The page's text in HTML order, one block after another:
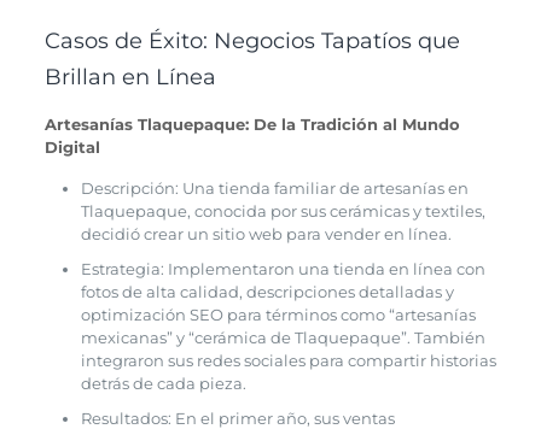
Casos de Éxito: Negocios Tapatíos que
Brillan en Línea
Artesanías Tlaquepaque: De la Tradición al Mundo
Digital
Descripción: Una tienda familiar de artesanías en
Tlaquepaque, conocida por sus cerámicas y textiles,
decidió crear un sitio web para vender en línea.
Estrategia: Implementaron una tienda en línea con
fotos de alta calidad, descripciones detalladas y
optimización SEO para términos como “artesanías
mexicanas” y “cerámica de Tlaquepaque”. También
integraron sus redes sociales para compartir historias
detrás de cada pieza.
Resultados: En el primer año, sus ventas